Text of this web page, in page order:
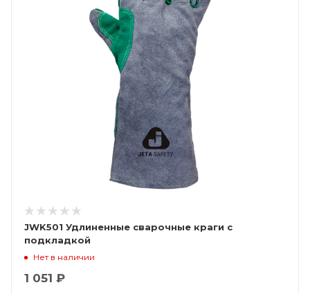
JWK501 Удлиненные сварочные краги c
подкладкой
Нет в наличии
1 051 ₽